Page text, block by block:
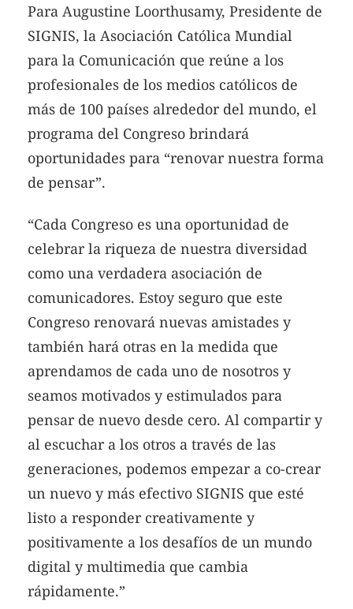
Para Augustine Loorthusamy, Presidente de
SIGNIS, la Asociación Católica Mundial
para la Comunicación que reúne a los
profesionales de los medios católicos de
más de 100 países alrededor del mundo, el
programa del Congreso brindará
oportunidades para “renovar nuestra forma
de pensar”.
“Cada Congreso es una oportunidad de
celebrar la riqueza de nuestra diversidad
como una verdadera asociación de
comunicadores. Estoy seguro que este
Congreso renovará nuevas amistades y
también hará otras en la medida que
aprendamos de cada uno de nosotros y
seamos motivados y estimulados para
pensar de nuevo desde cero. Al compartir y
al escuchar a los otros a través de las
generaciones, podemos empezar a co-crear
un nuevo y más efectivo SIGNIS que esté
listo a responder creativamente y
positivamente a los desafíos de un mundo
digital y multimedia que cambia
rápidamente.”